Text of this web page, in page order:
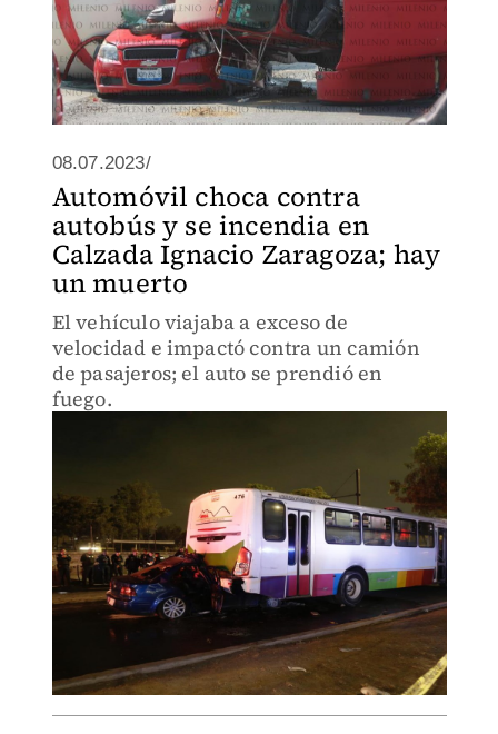
08.07.2023/
Automóvil choca contra
autobús y se incendia en
Calzada Ignacio Zaragoza; hay
un muerto
El vehículo viajaba a exceso de
velocidad e impactó contra un camión
de pasajeros; el auto se prendió en
fuego.